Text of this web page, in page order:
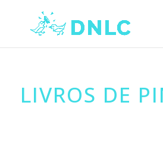
LIVROS DE